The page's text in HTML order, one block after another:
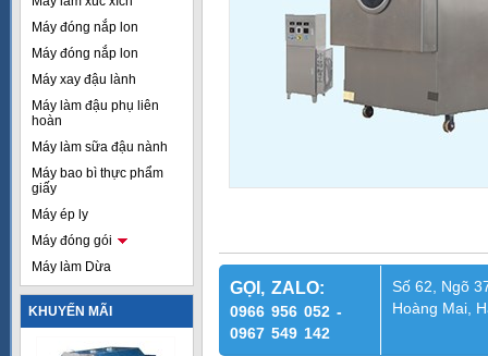
Máy đóng nắp lon
Máy đóng nắp lon
Máy xay đậu lành
Máy làm đậu phụ liên
hoàn
Máy làm sữa đậu nành
Máy bao bì thực phẩm
giấy
Máy ép ly
Máy đóng gói
Máy làm Dừa
KHUYẾN MÃI
GỌI, ZALO:
0966 956 052 -
0967 549 142
Số 62, Ngõ
Hoàng Mai,